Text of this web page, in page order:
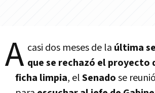
A casi dos meses de la última
que se rechazó el proyecto
ficha limpia, elSenadose